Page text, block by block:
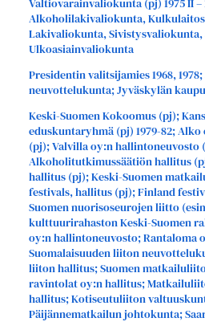
Valtiovarainvaliokunta (pj) 1975 II
Alkoholilakivaliokunta,
Lakivaliokunta,
Ulkoasiainvaliokunta
Presidentin valitsijamies 1968,
neuvottelukunta; Jyväskylän
Keski-Suomen Kokoomus (pj);
eduskuntaryhmä (pj) 1979-82;
(pj); Valvilla oy:n hallintoneuvosto
Alkoholitutkimussäätiön hallitus
hallitus (pj); Keski-Suomen
festivals, hallitus (pj); Finland
Suomen nuorisoseurojen liitto
kulttuurirahaston Keski-Suomen
oy:n hallintoneuvosto; Rantaloma
Suomalaisuuden liiton
liiton hallitus; Suomen
ravintolat oy:n hallitus;
hallitus; Kotiseutuliiton
Päijännematkailun johtokunta;